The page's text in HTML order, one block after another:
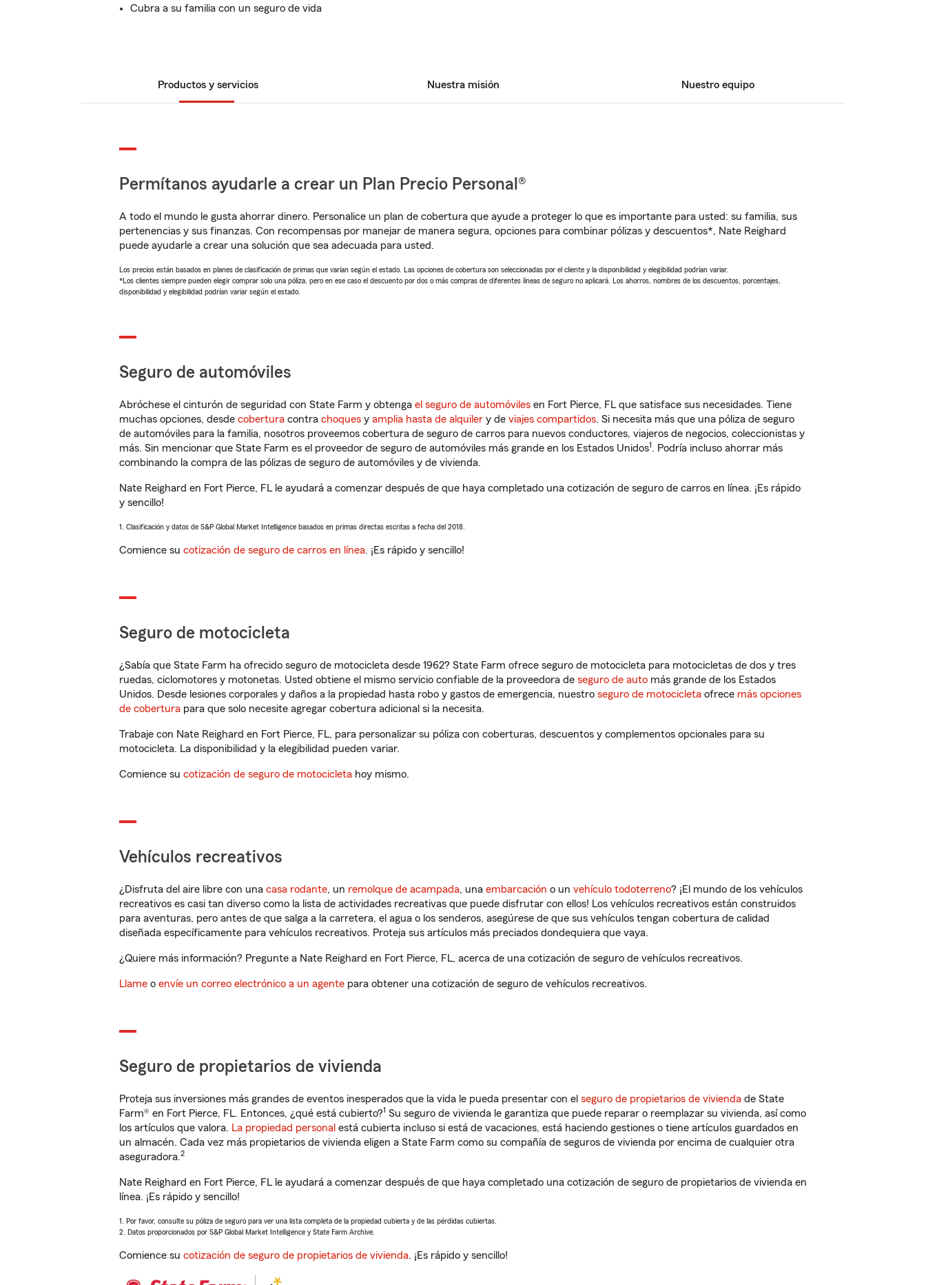
Cubra a su familia con un seguro de vida
Productos y servicios Nuestra misión Nuestro equipo
Permítanos ayudarle a crear un Plan Precio Personal®
A todo el mundo le gusta ahorrar dinero. Personalice un plan de cobertura que ayude a proteger lo que es importante para usted: su familia, sus
pertenencias y sus finanzas. Con recompensas por manejar de manera segura, opciones para combinar pólizas y descuentos*, Nate Reighard
puede ayudarle a crear una solución que sea adecuada para usted.
Los precios están basados en planes de clasificación de primas que varían según el estado. Las opciones de cobertura son seleccionadas por el cliente y la disponibilidad y elegibilidad podrían variar.
*Los clientes siempre pueden elegir comprar solo una póliza, pero en ese caso el descuento por dos o más compras de diferentes líneas de seguro no aplicará. Los ahorros, nombres de los descuentos, porcentajes,
disponibilidad y elegibilidad podrían variar según el estado.
Seguro de automóviles
Abróchese el cinturón de seguridad con State Farm y obtenga el seguro de automóviles en Fort Pierce, FL que satisface sus necesidades. Tiene
muchas opciones, desde cobertura contra choques y amplia hasta de alquiler y de viajes compartidos. Si necesita más que una póliza de seguro
de automóviles para la familia, nosotros proveemos cobertura de seguro de carros para nuevos conductores, viajeros de negocios, coleccionistas y
más. Sin mencionar que State Farm es el proveedor de seguro de automóviles más grande en los Estados Unidos1. Podría incluso ahorrar más
combinando la compra de las pólizas de seguro de automóviles y de vivienda.
Nate Reighard en Fort Pierce, FL le ayudará a comenzar después de que haya completado una cotización de seguro de carros en línea. ¡Es rápido
y sencillo!
1. Clasificación y datos de S&P Global Market Intelligence basados en primas directas escritas a fecha del 2018.
Comience su cotización de seguro de carros en línea. ¡Es rápido y sencillo!
Seguro de motocicleta
¿Sabía que State Farm ha ofrecido seguro de motocicleta desde 1962? State Farm ofrece seguro de motocicleta para motocicletas de dos y tres
ruedas, ciclomotores y motonetas. Usted obtiene el mismo servicio confiable de la proveedora de seguro de auto más grande de los Estados
Unidos. Desde lesiones corporales y daños a la propiedad hasta robo y gastos de emergencia, nuestro seguro de motocicleta ofrece más opciones
de cobertura para que solo necesite agregar cobertura adicional si la necesita.
Trabaje con Nate Reighard en Fort Pierce, FL, para personalizar su póliza con coberturas, descuentos y complementos opcionales para su
motocicleta. La disponibilidad y la elegibilidad pueden variar.
Comience su cotización de seguro de motocicleta hoy mismo.
Vehículos recreativos
¿Disfruta del aire libre con una casa rodante, un remolque de acampada, una embarcación o un vehículo todoterreno? ¡El mundo de los vehículos
recreativos es casi tan diverso como la lista de actividades recreativas que puede disfrutar con ellos! Los vehículos recreativos están construidos
para aventuras, pero antes de que salga a la carretera, el agua o los senderos, asegúrese de que sus vehículos tengan cobertura de calidad
diseñada específicamente para vehículos recreativos. Proteja sus artículos más preciados dondequiera que vaya.
¿Quiere más información? Pregunte a Nate Reighard en Fort Pierce, FL, acerca de una cotización de seguro de vehículos recreativos.
Llame o envíe un correo electrónico a un agente para obtener una cotización de seguro de vehículos recreativos.
Seguro de propietarios de vivienda
Proteja sus inversiones más grandes de eventos inesperados que la vida le pueda presentar con el seguro de propietarios de vivienda de State
Farm® en Fort Pierce, FL. Entonces, ¿qué está cubierto?1 Su seguro de vivienda le garantiza que puede reparar o reemplazar su vivienda, así como
los artículos que valora. La propiedad personal está cubierta incluso si está de vacaciones, está haciendo gestiones o tiene artículos guardados en
un almacén. Cada vez más propietarios de vivienda eligen a State Farm como su compañía de seguros de vivienda por encima de cualquier otra
aseguradora.2
Nate Reighard en Fort Pierce, FL le ayudará a comenzar después de que haya completado una cotización de seguro de propietarios de vivienda en
línea. ¡Es rápido y sencillo!
1. Por favor, consulte su póliza de seguro para ver una lista completa de la propiedad cubierta y de las pérdidas cubiertas.
2. Datos proporcionados por S&P Global Market Intelligence y State Farm Archive.
Comience su cotización de seguro de propietarios de vivienda. ¡Es rápido y sencillo!